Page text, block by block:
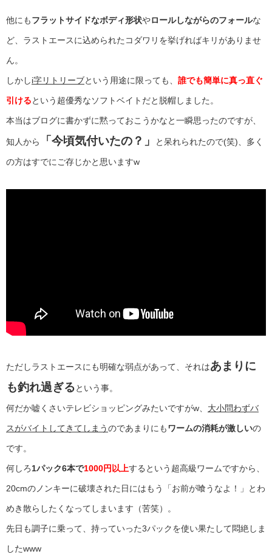
他にもフラットサイドなボディ形状やロールしながらのフォールな
ど、ラストエースに込められたコダワリを挙げればキリがありませ
ん。
しかしi字リトリーブという用途に限っても、 誰でも簡単に真っ直ぐ
引けるという超優秀なソフトベイトだと脱帽しました。
本当はブログに書かずに黙っておこうかなと一瞬思ったのですが、
知人から 「今頃気付いたの？」 と呆れられたので(笑)、多く
の方はすでにご存じかと思いますw
ただしラストエースにも明確な弱点があって、それはあまりに
も釣れ過ぎるという事。
何だか嘘くさいテレビショッピングみたいですがw、 大小問わずバ
スがバイトしてきてしまうのであまりにも ワームの消耗が激しいの
です。
何しろ1パック6本で1000円以上するという超高級ワームですから、
20cmのノンキーに破壊された日にはもう「お前が喰うなよ！」とわ
めき散らしたくなってしまいます（苦笑）。
先日も調子に乗って、持っていった3パックを使い果たして悶絶しま
したwww